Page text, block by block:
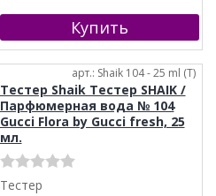
арт.: Shaik 104 - 25 ml (T)
Тестер Shaik Тестер SHAIK /
Парфюмерная вода № 104
Gucci Flora by Gucci fresh, 25
мл.
Тестер